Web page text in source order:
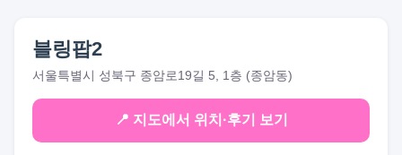
블링팝2
서울특별시 성북구 종암로19길 5, 1층 (종암동)
📍 지도에서 위치·후기 보기